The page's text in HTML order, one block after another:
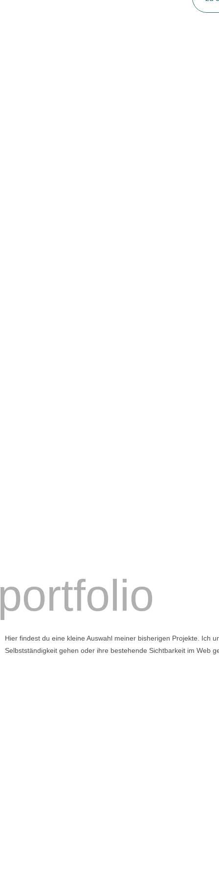
Hier findest du eine kleine Auswahl meiner bisherigen Projekte. Ich
Selbstständigkeit gehen oder ihre bestehende Sichtbarkeit im Web